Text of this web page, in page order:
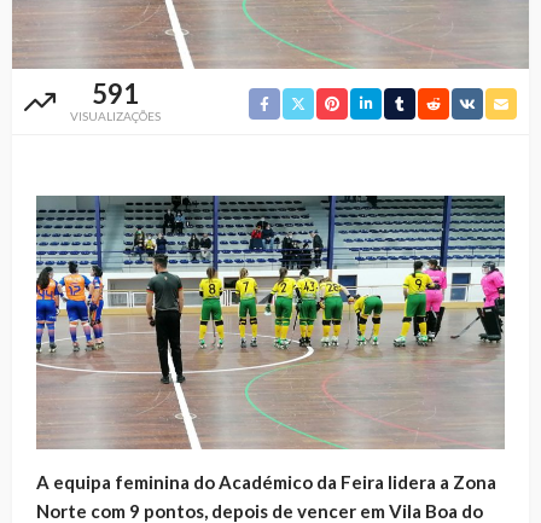
591
VISUALIZAÇÕES
A equipa feminina do Académico da Feira lidera a Zona
Norte com 9 pontos, depois de vencer em Vila Boa do